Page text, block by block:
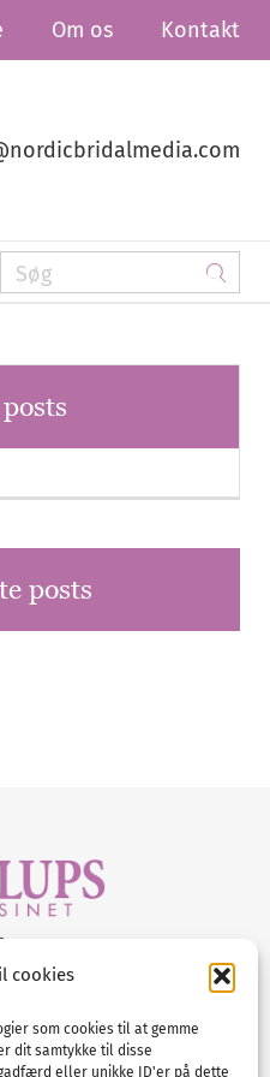
cookies
som cookies til at gemme
dit samtykke til disse
eller unikke ID'er på dette
Om os Kontakt
posts